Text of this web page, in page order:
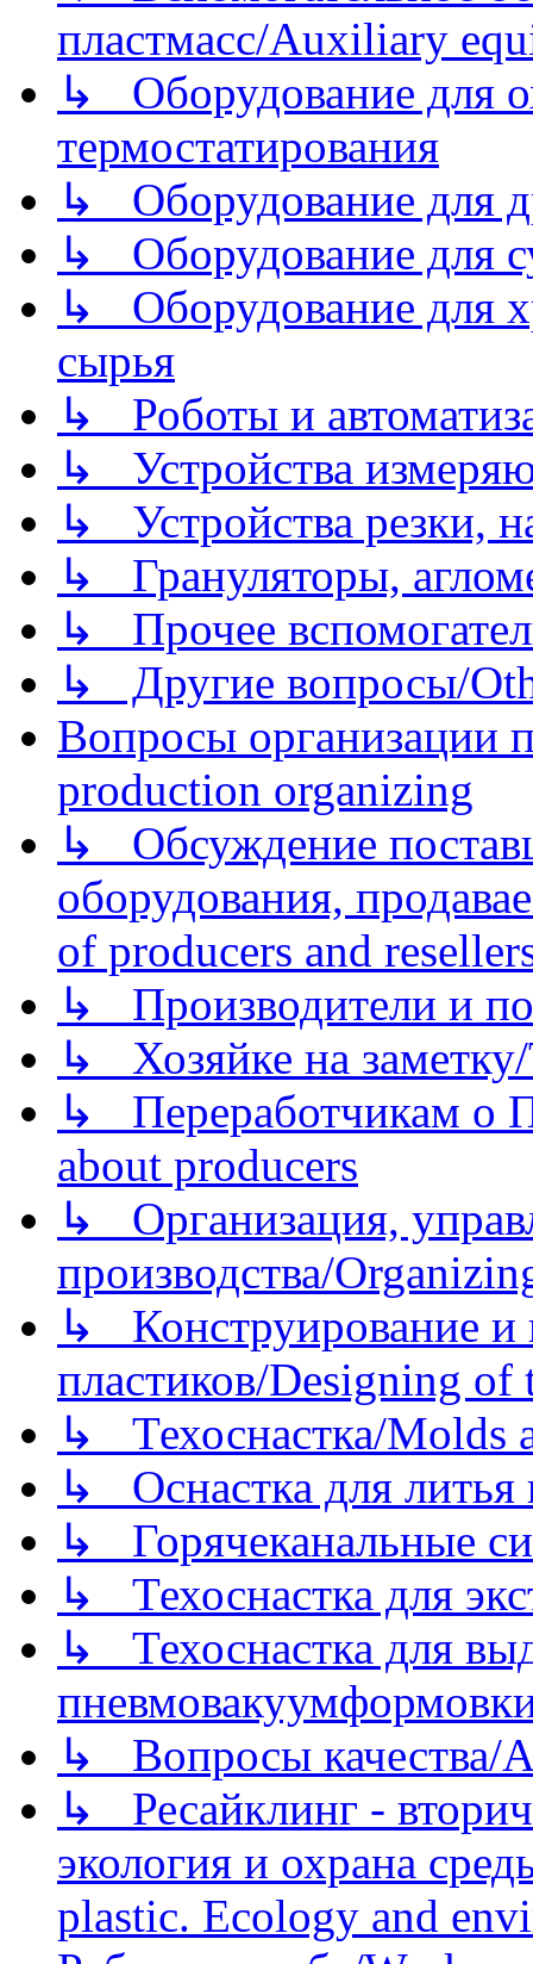
пластмасс/Auxiliary
↳ Оборудование для
термостатирования
↳ Оборудование для
↳ Оборудование для
↳ Оборудование для
сырья
↳ Роботы и
↳ Устройства
↳ Устройства резки,
↳ Грануляторы,
↳ Прочее
↳ Другие вопросы/
Вопросы организации
production organizing
↳ Обсуждение
оборудования,
of producers and
↳ Производители и
↳ Хозяйке на
↳ Переработчикам о
about producers
↳ Организация,
производства/
↳ Конструирование и
пластиков/Designing of
↳ Техоснастка/Molds
↳ Оснастка для литья
↳ Горячеканальные
↳ Техоснастка для
↳ Техоснастка для
↳ Вопросы качества/
↳ Ресайклинг -
экология и охрана
plastic. Ecology and